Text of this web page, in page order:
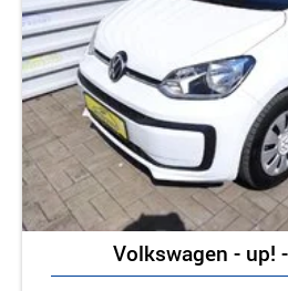
Volkswagen - up!